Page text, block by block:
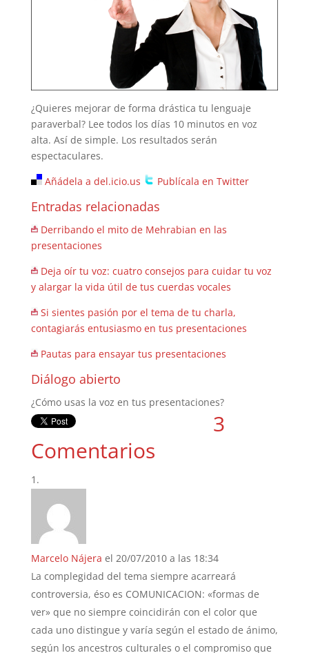
¿Quieres mejorar de forma drástica tu lenguaje
paraverbal? Lee todos los días 10 minutos en voz
alta. Así de simple. Los resultados serán
espectaculares.
Añádela a del.icio.us
Publícala en Twitter
Entradas relacionadas
Derribando el mito de Mehrabian en las
presentaciones
Deja oír tu voz: cuatro consejos para cuidar tu voz
y alargar la vida útil de tus cuerdas vocales
Si sientes pasión por el tema de tu charla,
contagiarás entusiasmo en tus presentaciones
Pautas para ensayar tus presentaciones
Diálogo abierto
¿Cómo usas la voz en tus presentaciones?
3
Comentarios
Marcelo Nájera el 20/07/2010 a las 18:34
La complegidad del tema siempre acarreará
controversia, éso es COMUNICACION: «formas de
ver» que no siempre coincidirán con el color que
cada uno distingue y varía según el estado de ánimo,
según los ancestros culturales o el compromiso que